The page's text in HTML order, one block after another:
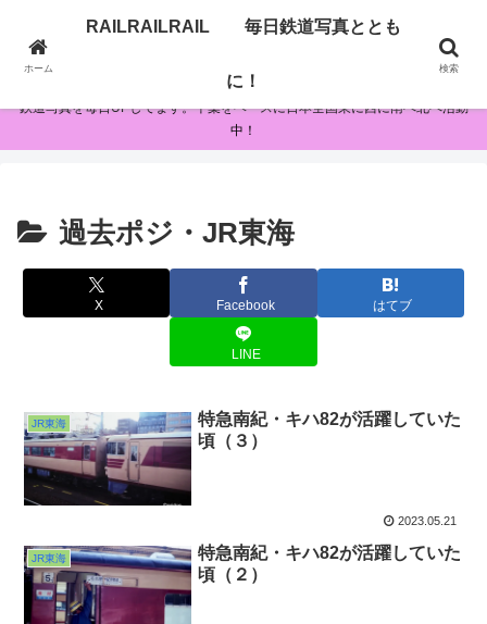
RAILRAILRAIL 毎日鉄道写真とともに！
鉄道写真を毎日UPしてます。千葉をベースに日本全国東に西に南へ北へ活動
中！
過去ポジ・JR東海
X Facebook はてブ
LINE
JR東海
特急南紀・キハ82が活躍していた
頃（３）
2023.05.21
JR東海
特急南紀・キハ82が活躍していた
頃（２）
ホーム
RAILRAILRAIL 毎日鉄道写真ととも
に！
検索